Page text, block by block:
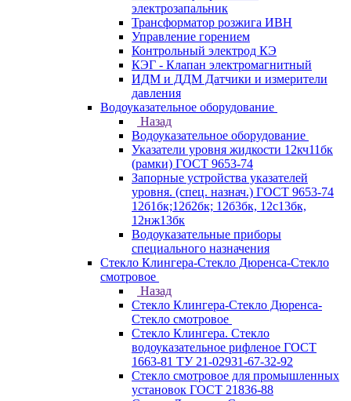
электрозапальник
Трансформатор розжига ИВН
Управление горением
Контрольный электрод КЭ
КЭГ - Клапан электромагнитный
ИДМ и ДДМ Датчики и измерители
давления
Водоуказательное оборудование
Назад
Водоуказательное оборудование
Указатели уровня жидкости 12кч11бк
(рамки) ГОСТ 9653-74
Запорные устройства указателей
уровня. (спец. назнач.) ГОСТ 9653-74
12б1бк;12б2бк; 12б3бк, 12с13бк,
12нж13бк
Водоуказательные приборы
специального назначения
Стекло Клингера-Стекло Дюренса-Стекло
смотровое
Назад
Стекло Клингера-Стекло Дюренса-
Стекло смотровое
Стекло Клингера. Стекло
водоуказательное рифленое ГОСТ
1663-81 ТУ 21-02931-67-32-92
Стекло смотровое для промышленных
установок ГОСТ 21836-88